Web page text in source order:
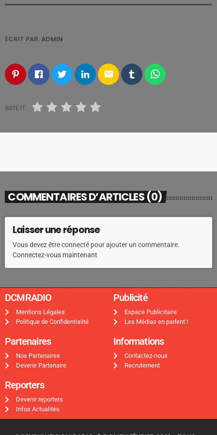
ÉCRIT PAR:ADMIN
email
RATE IT
COMMENTAIRES D’ARTICLES (0)
Laisser une réponse
Vous devez être connecté pour ajouter un commentaire.
Connectez-vous maintenant
DCMRADIO​
Mentions Légales
Politique de Confidentialité
Publicité ​
Espace Publicitaire
Les Médias en parlent !
Partenaires
Nos Partenaires
Devenir Partenaire
Informations
Contactez-nous
Recrutement
Reporters
Devenir reporters
Infos Actualités